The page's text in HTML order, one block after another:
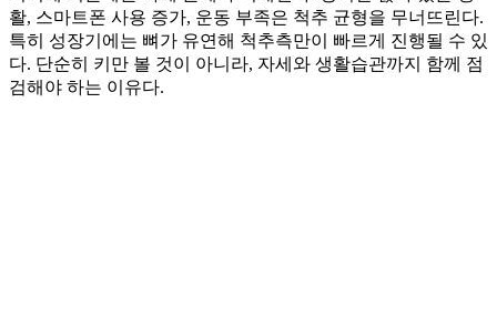
활, 스마트폰 사용 증가, 운동 부족은 척추 균형을 무너뜨린다.
특히 성장기에는 뼈가 유연해 척추측만이 빠르게 진행될 수 있
다. 단순히 키만 볼 것이 아니라, 자세와 생활습관까지 함께 점
검해야 하는 이유다.